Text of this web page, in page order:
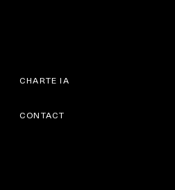
CHARTE IA
CONTACT